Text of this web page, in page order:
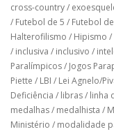
cross-country/
/ Futebol de 5 / Futebol
Halterofilismo / Hipismo /
/ inclusiva / inclusivo /
Paralímpicos/ Jogos
Piette / LBI / Lei Agnelo/
Deficiência / libras/ linha
medalhas/ medalhista /
Ministério / modalidade